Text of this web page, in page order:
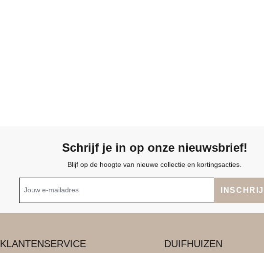
Schrijf je in op onze nieuwsbrief!
Blijf op de hoogte van nieuwe collectie en kortingsacties.
KLANTENSERVICE DUIFHUIZEN